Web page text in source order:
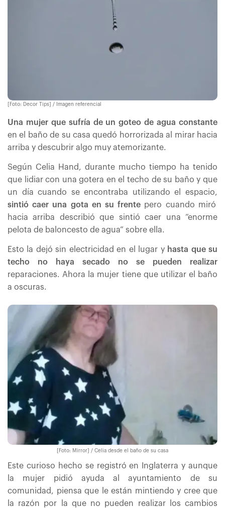
[Foto: Decor Tips] / Imagen referencial
Una mujer que sufría de un goteo de agua constante
en el baño de su casa quedó horrorizada al mirar hacia
arriba y descubrir algo muy atemorizante.
Según Celia Hand, durante mucho tiempo ha tenido
que lidiar con una gotera en el techo de su baño y que
un día cuando se encontraba utilizando el espacio,
sintió caer una gota en su frente pero cuando miró
hacia arriba describió que sintió caer una “enorme
pelota de baloncesto de agua” sobre ella.
Esto la dejó sin electricidad en el lugar y hasta que su
techo no haya secado no se pueden realizar
reparaciones. Ahora la mujer tiene que utilizar el baño
a oscuras.
[Foto: Mirror] / Celia desde el baño de su casa
Este curioso hecho se registró en Inglaterra y aunque
la mujer pidió ayuda al ayuntamiento de su
comunidad, piensa que le están mintiendo y cree que
la razón por la que no pueden realizar los cambios